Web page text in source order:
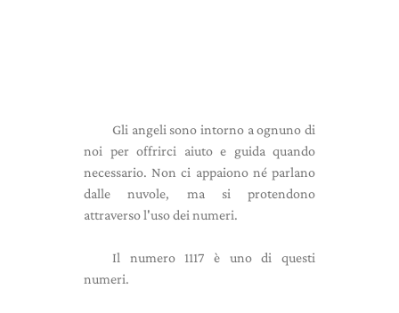
Gli angeli sono intorno a ognuno di
noi per offrirci aiuto e guida quando
necessario. Non ci appaiono né parlano
dalle nuvole, ma si protendono
attraverso l'uso dei numeri.
Il numero 1117 è uno di questi
numeri.